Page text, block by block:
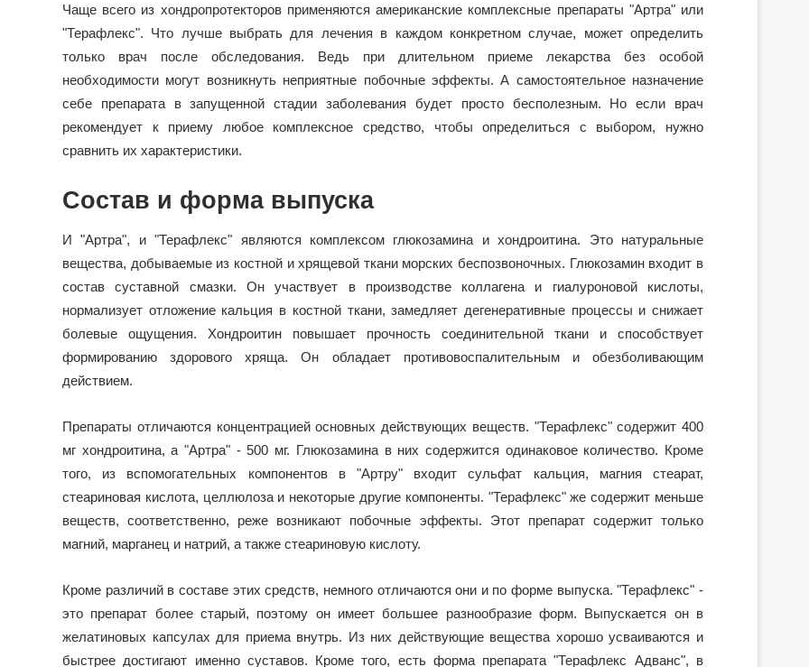
Чаще всего из хондропротекторов применяются американские комплексные препараты "Артра" или
"Терафлекс". Что лучше выбрать для лечения в каждом конкретном случае, может определить
только врач после обследования. Ведь при длительном приеме лекарства без особой
необходимости могут возникнуть неприятные побочные эффекты. А самостоятельное назначение
себе препарата в запущенной стадии заболевания будет просто бесполезным. Но если врач
рекомендует к приему любое комплексное средство, чтобы определиться с выбором, нужно
сравнить их характеристики.
Состав и форма выпуска
И "Артра", и "Терафлекс" являются комплексом глюкозамина и хондроитина. Это натуральные
вещества, добываемые из костной и хрящевой ткани морских беспозвоночных. Глюкозамин входит в
состав суставной смазки. Он участвует в производстве коллагена и гиалуроновой кислоты,
нормализует отложение кальция в костной ткани, замедляет дегенеративные процессы и снижает
болевые ощущения. Хондроитин повышает прочность соединительной ткани и способствует
формированию здорового хряща. Он обладает противовоспалительным и обезболивающим
действием.
Препараты отличаются концентрацией основных действующих веществ. "Терафлекс" содержит 400
мг хондроитина, а "Артра" - 500 мг. Глюкозамина в них содержится одинаковое количество. Кроме
того, из вспомогательных компонентов в "Артру" входит сульфат кальция, магния стеарат,
стеариновая кислота, целлюлоза и некоторые другие компоненты. "Терафлекс" же содержит меньше
веществ, соответственно, реже возникают побочные эффекты. Этот препарат содержит только
магний, марганец и натрий, а также стеариновую кислоту.
Кроме различий в составе этих средств, немного отличаются они и по форме выпуска. "Терафлекс" -
это препарат более старый, поэтому он имеет большее разнообразие форм. Выпускается он в
желатиновых капсулах для приема внутрь. Из них действующие вещества хорошо усваиваются и
быстрее достигают именно суставов. Кроме того, есть форма препарата "Терафлекс Адванс", в